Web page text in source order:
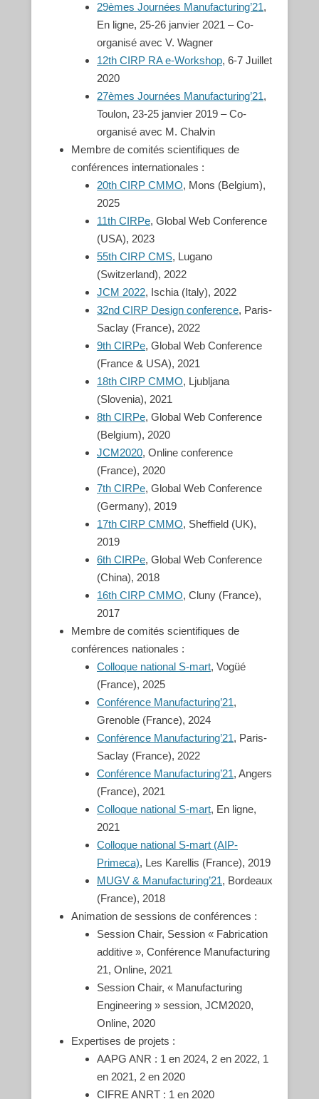
29èmes Journées Manufacturing’21,
En ligne, 25-26 janvier 2021 – Co-
organisé avec V. Wagner
12th CIRP RA e-Workshop, 6-7 Juillet
2020
27èmes Journées Manufacturing’21,
Toulon, 23-25 janvier 2019 – Co-
organisé avec M. Chalvin
Membre de comités scientifiques de
conférences internationales :
20th CIRP CMMO, Mons (Belgium),
2025
11th CIRPe, Global Web Conference
(USA), 2023
55th CIRP CMS, Lugano
(Switzerland), 2022
JCM 2022, Ischia (Italy), 2022
32nd CIRP Design conference, Paris-
Saclay (France), 2022
9th CIRPe, Global Web Conference
(France & USA), 2021
18th CIRP CMMO, Ljubljana
(Slovenia), 2021
8th CIRPe, Global Web Conference
(Belgium), 2020
JCM2020, Online conference
(France), 2020
7th CIRPe, Global Web Conference
(Germany), 2019
17th CIRP CMMO, Sheffield (UK),
2019
6th CIRPe, Global Web Conference
(China), 2018
16th CIRP CMMO, Cluny (France),
2017
Membre de comités scientifiques de
conférences nationales :
Colloque national S-mart, Vogüé
(France), 2025
Conférence Manufacturing’21,
Grenoble (France), 2024
Conférence Manufacturing’21, Paris-
Saclay (France), 2022
Conférence Manufacturing’21, Angers
(France), 2021
Colloque national S-mart, En ligne,
2021
Colloque national S-mart (AIP-
Primeca), Les Karellis (France), 2019
MUGV & Manufacturing’21, Bordeaux
(France), 2018
Animation de sessions de conférences :
Session Chair, Session « Fabrication
additive », Conférence Manufacturing
21, Online, 2021
Session Chair, « Manufacturing
Engineering » session, JCM2020,
Online, 2020
Expertises de projets :
AAPG ANR : 1 en 2024, 2 en 2022, 1
en 2021, 2 en 2020
CIFRE ANRT : 1 en 2020